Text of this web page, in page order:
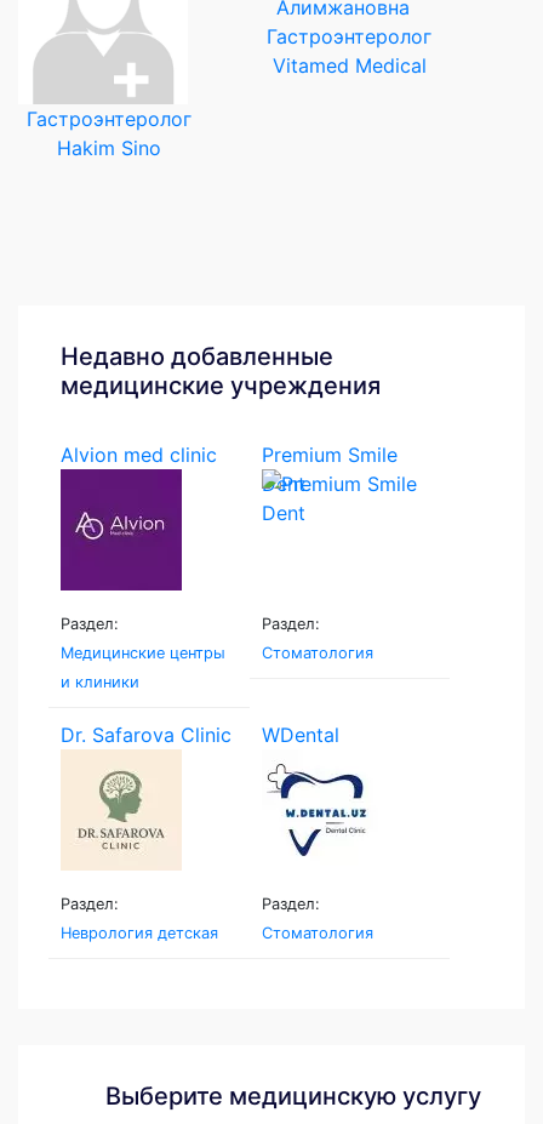
Гастроэнтеролог
Hakim Sino
Гастроэнтеролог
Vitamed Medical
Недавно добавленные
медицинские учреждения
Alvion med clinic
Раздел:
Медицинские центры
и клиники
Premium Smile
Dent
Раздел:
Стоматология
Dr. Safarova Clinic
Раздел:
Неврология детская
WDental
Раздел:
Стоматология
Выберите медицинскую услугу